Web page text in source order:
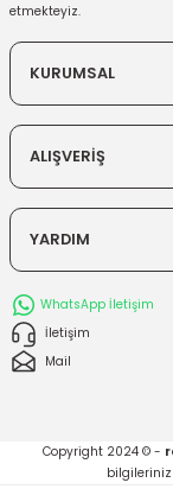
etmekteyiz.
KURUMSAL
ALIŞVERİŞ
YARDIM
WhatsApp İletişim
İletişim
Mail
Copyright 2024 © -
bilgileriniz